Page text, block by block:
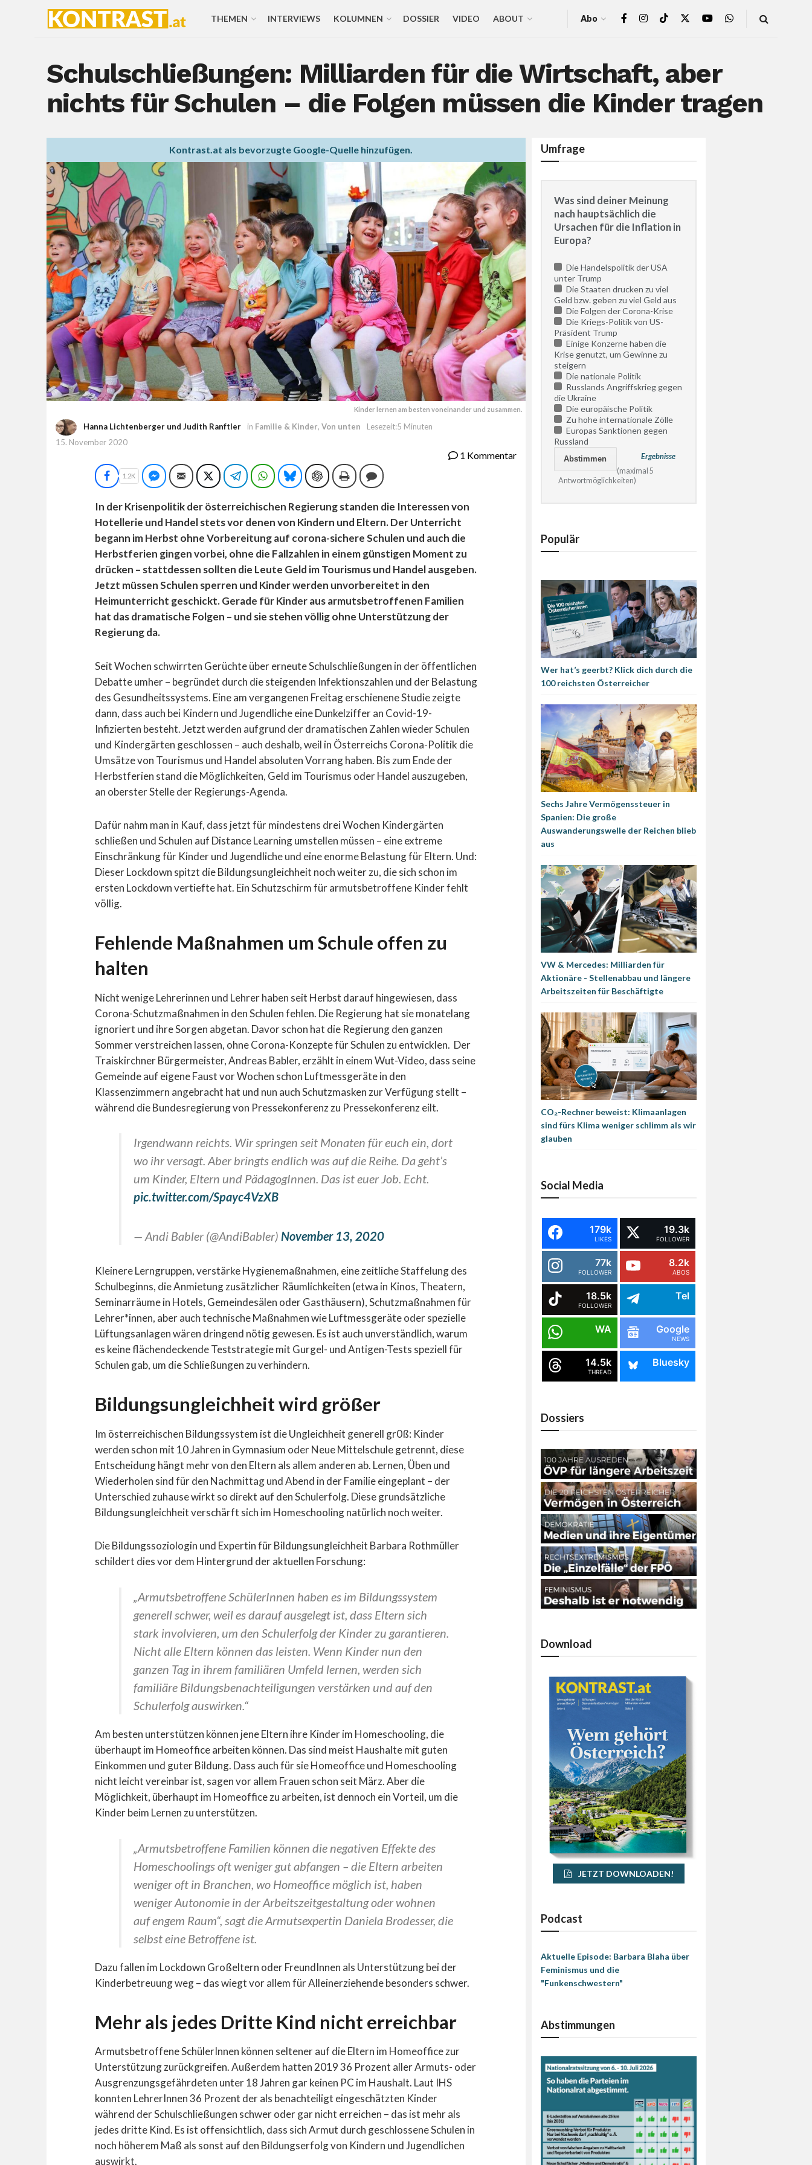
THEMEN INTERVIEWS KOLUMNEN DOSSIER VIDEO ABOUT Abo
Schulschließungen: Milliarden für die Wirtschaft, aber
nichts für Schulen – die Folgen müssen die Kinder tragen
Kontrast.at als bevorzugte Google-Quelle hinzufügen.
Kinder lernen am besten voneinander und zusammen.
Hanna Lichtenberger und Judith Ranftler in Familie & Kinder,Von unten
Lesezeit:5 Minuten
15. November 2020
1 Kommentar
Facebook
1.2K Facebook Messenger
E-Mail TwitterTelegramWhatsAppBlueskyChatGPTDruckenKommentieren
In der Krisenpolitik der österreichischen Regierung standen die Interessen von
Hotellerie und Handel stets vor denen von Kindern und Eltern. Der Unterricht
begann im Herbst ohne Vorbereitung auf corona-sichere Schulen und auch die
Herbstferien gingen vorbei, ohne die Fallzahlen in einem günstigen Moment zu
drücken – stattdessen sollten die Leute Geld im Tourismus und Handel ausgeben.
Jetzt müssen Schulen sperren und Kinder werden unvorbereitet in den
Heimunterricht geschickt. Gerade für Kinder aus armutsbetroffenen Familien
hat das dramatische Folgen – und sie stehen völlig ohne Unterstützung der
Regierung da.
Seit Wochen schwirrten Gerüchte über erneute Schulschließungen in der öffentlichen
Debatte umher – begründet durch die steigenden Infektionszahlen und der Belastung
des Gesundheitssystems. Eine am vergangenen Freitag erschienene Studie zeigte
dann, dass auch bei Kindern und Jugendliche eine Dunkelziffer an Covid-19-
Infizierten besteht. Jetzt werden aufgrund der dramatischen Zahlen wieder Schulen
und Kindergärten geschlossen – auch deshalb, weil in Österreichs Corona-Politik die
Umsätze von Tourismus und Handel absoluten Vorrang haben. Bis zum Ende der
Herbstferien stand die Möglichkeiten, Geld im Tourismus oder Handel auszugeben,
an oberster Stelle der Regierungs-Agenda.
Dafür nahm man in Kauf, dass jetzt für mindestens drei Wochen Kindergärten
schließen und Schulen auf Distance Learning umstellen müssen – eine extreme
Einschränkung für Kinder und Jugendliche und eine enorme Belastung für Eltern. Und:
Dieser Lockdown spitzt die Bildungsungleichheit noch weiter zu, die sich schon im
ersten Lockdown vertiefte hat. Ein Schutzschirm für armutsbetroffene Kinder fehlt
völlig.
Fehlende Maßnahmen um Schule offen zu
halten
Nicht wenige Lehrerinnen und Lehrer haben seit Herbst darauf hingewiesen, dass
Corona-Schutzmaßnahmen in den Schulen fehlen. Die Regierung hat sie monatelang
ignoriert und ihre Sorgen abgetan. Davor schon hat die Regierung den ganzen
Sommer verstreichen lassen, ohne Corona-Konzepte für Schulen zu entwicklen. Der
Traiskirchner Bürgermeister, Andreas Babler, erzählt in einem Wut-Video, dass seine
Gemeinde auf eigene Faust vor Wochen schon Luftmessgeräte in den
Klassenzimmern angebracht hat und nun auch Schutzmasken zur Verfügung stellt –
während die Bundesregierung von Pressekonferenz zu Pressekonferenz eilt.
Irgendwann reichts. Wir springen seit Monaten für euch ein, dort
wo ihr versagt. Aber bringts endlich was auf die Reihe. Da geht’s
um Kinder, Eltern und PädagogInnen. Das ist euer Job. Echt.
pic.twitter.com/Spayc4VzXB
— Andi Babler (@AndiBabler) November 13, 2020
Kleinere Lerngruppen, verstärke Hygienemaßnahmen, eine zeitliche Staffelung des
Schulbeginns, die Anmietung zusätzlicher Räumlichkeiten (etwa in Kinos, Theatern,
Seminarräume in Hotels, Gemeindesälen oder Gasthäusern), Schutzmaßnahmen für
Lehrer*innen, aber auch technische Maßnahmen wie Luftmessgeräte oder spezielle
Lüftungsanlagen wären dringend nötig gewesen. Es ist auch unverständlich, warum
es keine flächendeckende Teststrategie mit Gurgel- und Antigen-Tests speziell für
Schulen gab, um die Schließungen zu verhindern.
Bildungsungleichheit wird größer
Im österreichischen Bildungssystem ist die Ungleichheit generell gr0ß: Kinder
werden schon mit 10 Jahren in Gymnasium oder Neue Mittelschule getrennt, diese
Entscheidung hängt mehr von den Eltern als allem anderen ab. Lernen, Üben und
Wiederholen sind für den Nachmittag und Abend in der Familie eingeplant – der
Unterschied zuhause wirkt so direkt auf den Schulerfolg. Diese grundsätzliche
Bildungsungleichheit verschärft sich im Homeschooling natürlich noch weiter.
Die Bildungssoziologin und Expertin für Bildungsungleichheit Barbara Rothmüller
schildert dies vor dem Hintergrund der aktuellen Forschung:
„Armutsbetroffene SchülerInnen haben es im Bildungssystem
generell schwer, weil es darauf ausgelegt ist, dass Eltern sich
stark involvieren, um den Schulerfolg der Kinder zu garantieren.
Nicht alle Eltern können das leisten. Wenn Kinder nun den
ganzen Tag in ihrem familiären Umfeld lernen, werden sich
familiäre Bildungsbenachteiligungen verstärken und auf den
Schulerfolg auswirken.“
Am besten unterstützen können jene Eltern ihre Kinder im Homeschooling, die
überhaupt im Homeoffice arbeiten können. Das sind meist Haushalte mit guten
Einkommen und guter Bildung. Dass auch für sie Homeoffice und Homeschooling
nicht leicht vereinbar ist, sagen vor allem Frauen schon seit März. Aber die
Möglichkeit, überhaupt im Homeoffice zu arbeiten, ist dennoch ein Vorteil, um die
Kinder beim Lernen zu unterstützen.
„Armutsbetroffene Familien können die negativen Effekte des
Homeschoolings oft weniger gut abfangen – die Eltern arbeiten
weniger oft in Branchen, wo Homeoffice möglich ist, haben
weniger Autonomie in der Arbeitszeitgestaltung oder wohnen
auf engem Raum“, sagt die Armutsexpertin Daniela Brodesser, die
selbst eine Betroffene ist.
Dazu fallen im Lockdown Großeltern oder FreundInnen als Unterstützung bei der
Kinderbetreuung weg – das wiegt vor allem für Alleinerziehende besonders schwer.
Mehr als jedes Dritte Kind nicht erreichbar
Armutsbetroffene SchülerInnen können seltener auf die Eltern im Homeoffice zur
Unterstützung zurückgreifen. Außerdem hatten 2019 36 Prozent aller Armuts- oder
Ausgrenzungsgefährdeten unter 18 Jahren gar keinen PC im Haushalt. Laut IHS
konnten LehrerInnen 36 Prozent der als benachteiligt eingeschätzten Kinder
während der Schulschließungen schwer oder gar nicht erreichen – das ist mehr als
jedes dritte Kind. Es ist offensichtlich, dass sich Armut durch geschlossene Schulen in
noch höherem Maß als sonst auf den Bildungserfolg von Kindern und Jugendlichen
auswirkt.
Umfrage
Was sind deiner Meinung
nach hauptsächlich die
Ursachen für die Inflation in
Europa?
Die Handelspolitik der USA
unter Trump
Die Staaten drucken zu viel
Geld bzw. geben zu viel Geld aus
Die Folgen der Corona-Krise
Die Kriegs-Politik von US-
Präsident Trump
Einige Konzerne haben die
Krise genutzt, um Gewinne zu
steigern
Die nationale Politik
Russlands Angriffskrieg gegen
die Ukraine
Die europäische Politik
Zu hohe internationale Zölle
Europas Sanktionen gegen
Russland
Ergebnisse
(maximal 5
Antwortmöglichkeiten)
Populär
Wer hat’s geerbt? Klick dich durch die
100 reichsten Österreicher
Sechs Jahre Vermögenssteuer in
Spanien: Die große
Auswanderungswelle der Reichen blieb
aus
VW & Mercedes: Milliarden für
Aktionäre - Stellenabbau und längere
Arbeitszeiten für Beschäftigte
CO₂-Rechner beweist: Klimaanlagen
sind fürs Klima weniger schlimm als wir
glauben
Social Media
179k
LIKES
19.3k
FOLLOWER
77k
FOLLOWER
8.2k
ABOS
18.5k
FOLLOWER
Tel
WA Google
NEWS
14.5k
THREAD
Bluesky
Dossiers
Download
JETZT DOWNLOADEN!
Podcast
Aktuelle Episode: Barbara Blaha über
Feminismus und die
"Funkenschwestern"
Abstimmungen